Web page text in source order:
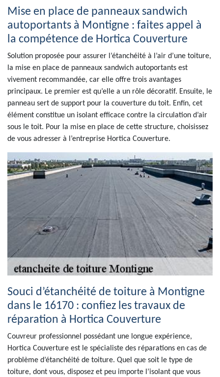
Mise en place de panneaux sandwich
autoportants à Montigne : faites appel à
la compétence de Hortica Couverture
Solution proposée pour assurer l’étanchéité à l’air d’une toiture,
la mise en place de panneaux sandwich autoportants est
vivement recommandée, car elle offre trois avantages
principaux. Le premier est qu’elle a un rôle décoratif. Ensuite, le
panneau sert de support pour la couverture du toit. Enfin, cet
élément constitue un isolant efficace contre la circulation d’air
sous le toit. Pour la mise en place de cette structure, choisissez
de vous adresser à l’entreprise Hortica Couverture.
Souci d’étanchéité de toiture à Montigne
dans le 16170 : confiez les travaux de
réparation à Hortica Couverture
Couvreur professionnel possédant une longue expérience,
Hortica Couverture est le spécialiste des réparations en cas de
problème d’étanchéité de toiture. Quel que soit le type de
toiture, dont vous, disposez et peu importe l’isolant que vous